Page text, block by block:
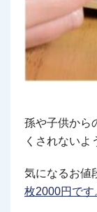
孫や子供から
くされないよ
気になるお値
枚2000円です